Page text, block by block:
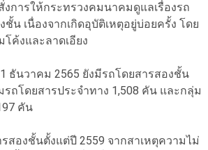
การให้กระทรวงคมนาคมดูแลเรื่องรถ
เนื่องจากเกิดอุบัติเหตุอยู่บ่อยครั้ง โดย
ค้งและลาดเอียง
ธันวาคม 2565 ยังมีรถโดยสารสองชั้น
ถโดยสารประจำทาง 1,508 คัน และกลุ่ม
คัน
สองชั้นตั้งแต่ปี 2559 จากสาเหตุความไม่